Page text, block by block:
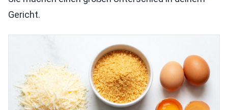
Gericht.